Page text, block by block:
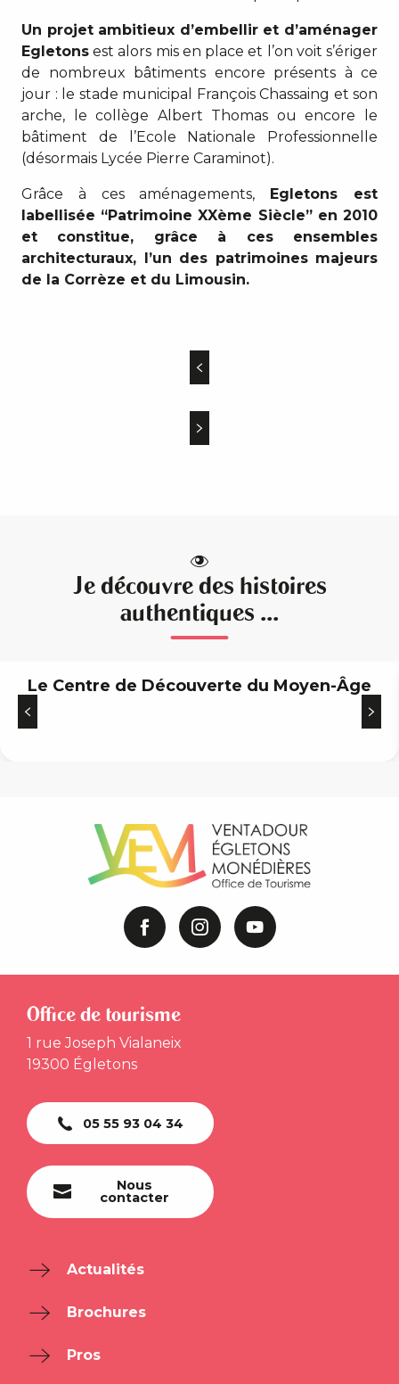
Un projet ambitieux d’embellir et d’aménager
Egletons est alors mis en place et l’on voit s’ériger
de nombreux bâtiments encore présents à ce
jour : le stade municipal François Chassaing et son
arche, le collège Albert Thomas ou encore le
bâtiment de l’Ecole Nationale Professionnelle
(désormais Lycée Pierre Caraminot).
Grâce à ces aménagements, Egletons est
labellisée “Patrimoine XXème Siècle” en 2010
et constitue, grâce à ces ensembles
architecturaux, l’un des patrimoines majeurs
de la Corrèze et du Limousin.
Je découvre des histoires
authentiques ...
Le Centre de Découverte du Moyen-Âge
Office de tourisme
1 rue Joseph Vialaneix
19300 Égletons
05 55 93 04 34
Nous
contacter
Actualités
Brochures
Pros